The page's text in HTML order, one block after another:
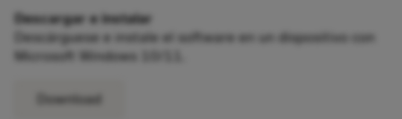
Descargar e instalar
Descárguese e instale el software en un dispositivo con
Microsoft Windows 10/11.
Download